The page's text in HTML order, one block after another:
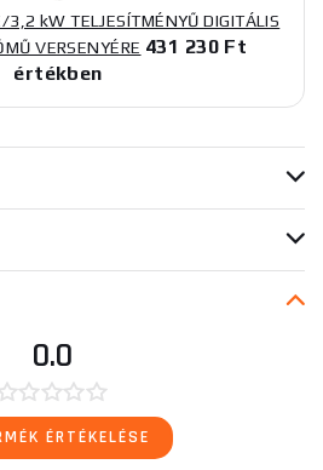
3,2 kW TELJESÍTMÉNYŰ DIGITÁLIS
VERSENYÉRE 431 230 Ft
értékben
0.0
ÉRTÉKELÉSE